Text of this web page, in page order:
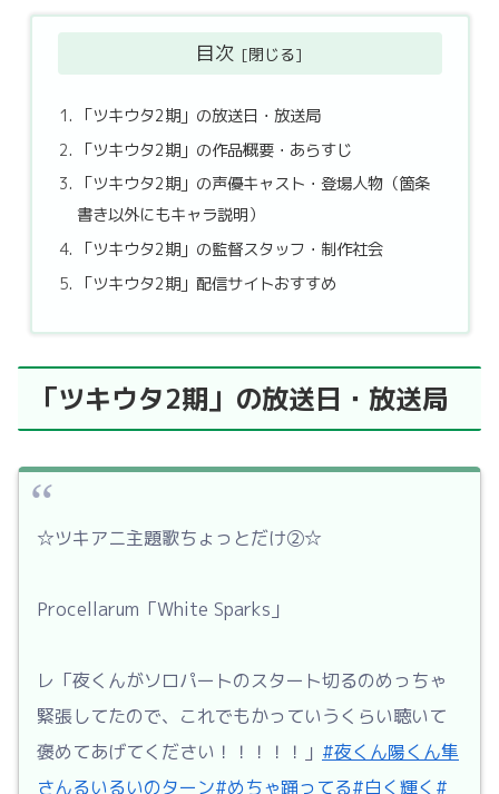
目次
「ツキウタ2期」の放送日・放送局
「ツキウタ2期」の作品概要・あらすじ
「ツキウタ2期」の声優キャスト・登場人物（箇条
書き以外にもキャラ説明）
「ツキウタ2期」の監督スタッフ・制作社会
「ツキウタ2期」配信サイトおすすめ
「ツキウタ2期」の放送日・放送局
☆ツキアニ主題歌ちょっとだけ②☆
Procellarum「White Sparks」
レ「夜くんがソロパートのスタート切るのめっちゃ
緊張してたので、これでもかっていうくらい聴いて
褒めてあげてください！！！！！」 #夜くん陽くん隼
さんるいるいのターン#めちゃ踊ってる#白く輝く #